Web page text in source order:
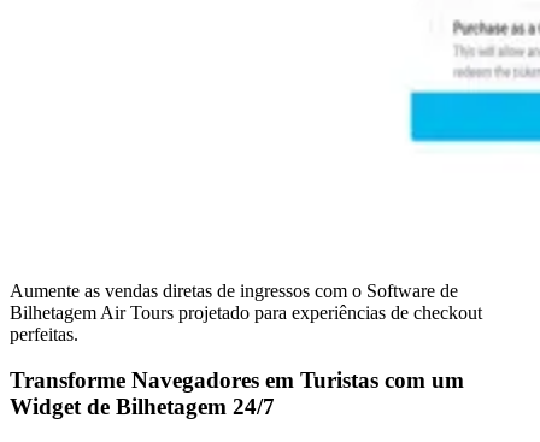
Aumente as vendas diretas de ingressos com o Software de
Bilhetagem Air Tours projetado para experiências de checkout
perfeitas.
Transforme Navegadores em Turistas com um
Widget de Bilhetagem 24/7